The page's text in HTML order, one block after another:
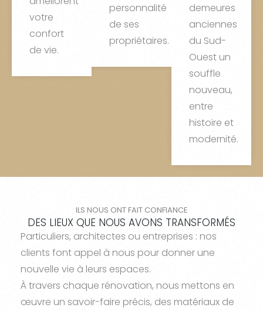
votre
confort
de vie.
personnalité
de ses
propriétaires.
demeures
anciennes
du Sud-
Ouest un
souffle
nouveau,
entre
histoire et
modernité.
ILS NOUS ONT FAIT CONFIANCE
DES LIEUX QUE NOUS AVONS TRANSFORMÉS
Particuliers, architectes ou entreprises : nos
clients font appel à nous pour donner une
nouvelle vie à leurs espaces.
À travers chaque rénovation, nous mettons en
œuvre un savoir-faire précis, des matériaux de